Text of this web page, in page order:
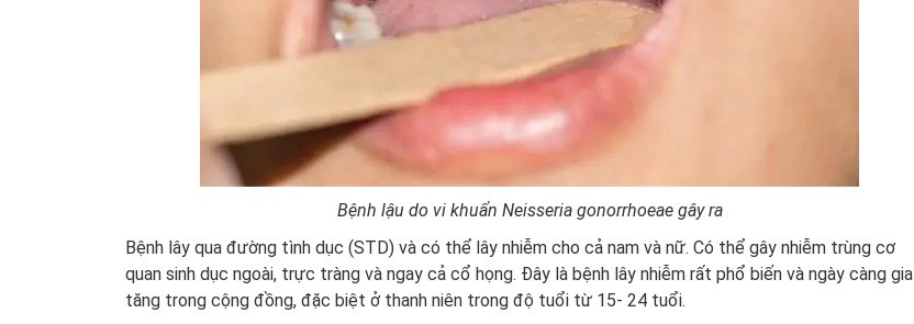
Bệnh lậu do vi khuẩn Neisseria gonorrhoeae gây ra
Bệnh lây qua đường tình dục (STD) và có thể lây nhiễm cho cả nam và nữ. Có thể gây nhiễm trùng cơ
quan sinh dục ngoài, trực tràng và ngay cả cổ họng. Đây là bệnh lây nhiễm rất phổ biến và ngày càng gia
tăng trong cộng đồng, đặc biệt ở thanh niên trong độ tuổi từ 15- 24 tuổi.